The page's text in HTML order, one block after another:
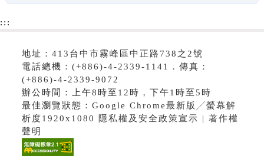
:::
地址：413台中市霧峰區中正路738之2號
電話總機：(+886)-4-2339-1141．傳真：
(+886)-4-2339-9072
辦公時間：上午8時至12時，下午1時至5時
最佳瀏覽狀態：Google Chrome最新版╱螢幕解
析度1920x1080 隱私權及安全政策宣示 | 著作權
聲明